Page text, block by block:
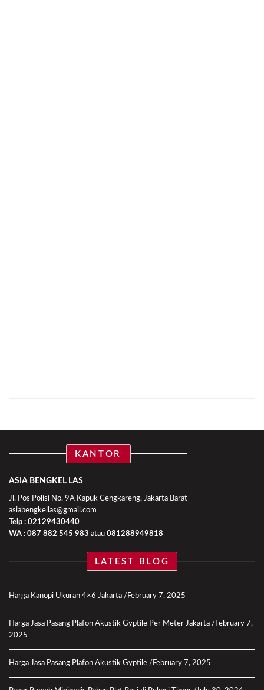
KANTOR
ASIA BENGKEL LAS
Jl. Pos Polisi No. 9A Kapuk Cengkareng, Jakarta Barat
asiabengkellas@gmail.com
Telp : 02129430440
WA : 087 882 545 983 atau 081288949818
LATEST BLOG
Harga Kanopi Ukuran 4×6 Jakarta February 7, 2025
Harga Jasa Pasang Plafon Akustik Gyptile Per Meter Jakarta
February 7,
2025
Harga Jasa Pasang Plafon Akustik Gyptile February 7, 2025